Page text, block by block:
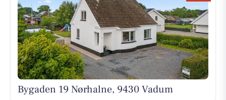
Bygaden 19 Nørhalne, 9430 Vadum